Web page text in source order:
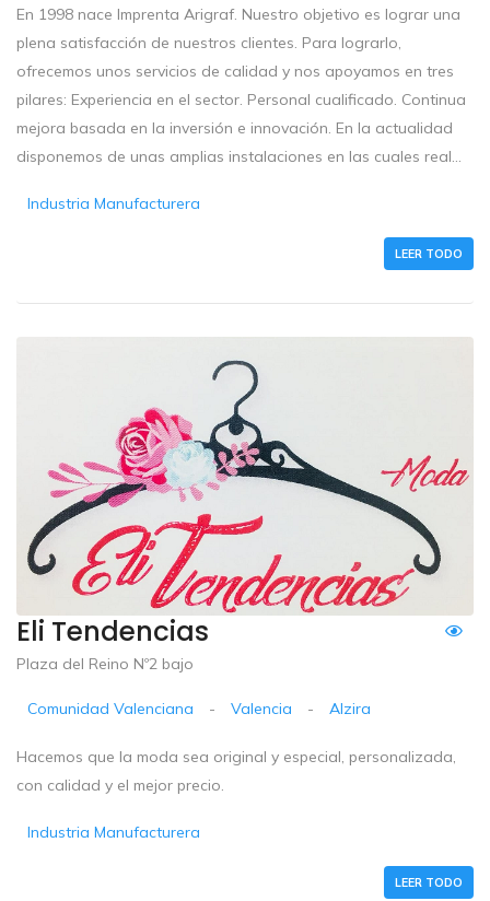
En 1998 nace Imprenta Arigraf. Nuestro objetivo es lograr una
plena satisfacción de nuestros clientes. Para lograrlo,
ofrecemos unos servicios de calidad y nos apoyamos en tres
pilares: Experiencia en el sector. Personal cualificado. Continua
mejora basada en la inversión e innovación. En la actualidad
disponemos de unas amplias instalaciones en las cuales real...
Industria Manufacturera
LEER TODO
Eli Tendencias
Plaza del Reino Nº2 bajo
Comunidad Valenciana - Valencia - Alzira
Hacemos que la moda sea original y especial, personalizada,
con calidad y el mejor precio.
Industria Manufacturera
LEER TODO